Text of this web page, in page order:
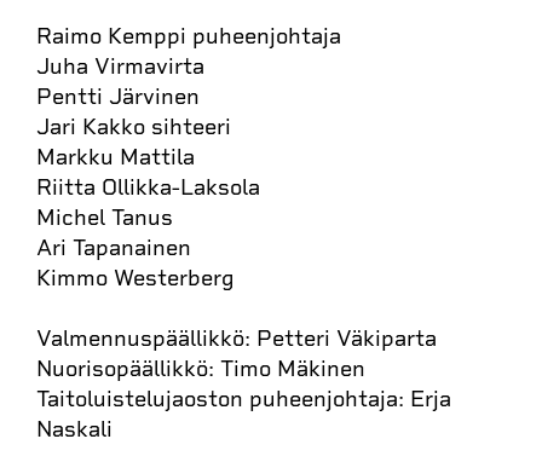
Raimo Kemppi puheenjohtaja
Juha Virmavirta
Pentti Järvinen
Jari Kakko sihteeri
Markku Mattila
Riitta Ollikka-Laksola
Michel Tanus
Ari Tapanainen
Kimmo Westerberg
Valmennuspäällikkö: Petteri Väkiparta
Nuorisopäällikkö: Timo Mäkinen
Taitoluistelujaoston puheenjohtaja: Erja
Naskali